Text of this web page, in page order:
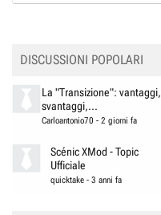
t
s
DISCUSSIONI POPOLARI
La "Transizione": vantaggi,
svantaggi,...
Carloantonio70 - 2 giorni fa
Scénic XMod - Topic
Ufficiale
quicktake -3 anni fa